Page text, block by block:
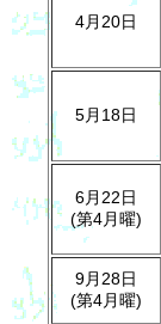
4月20日
5月18日
6月22日
(第4月曜)
9月28日
(第4月曜)